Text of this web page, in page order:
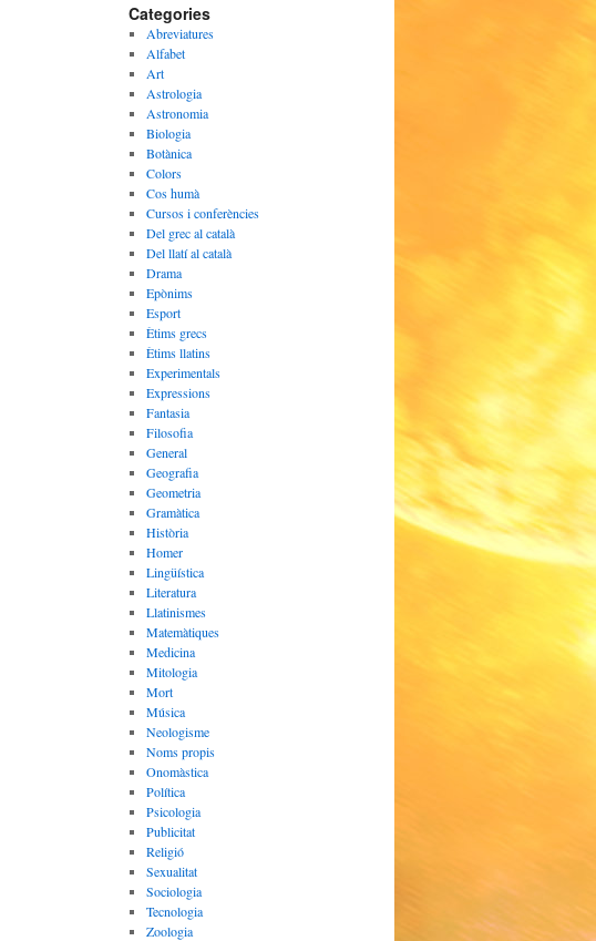
Categories
Abreviatures
Alfabet
Art
Astrologia
Astronomia
Biologia
Botànica
Colors
Cos humà
Cursos i conferències
Del grec al català
Del llatí al català
Drama
Epònims
Esport
Ètims grecs
Ètims llatins
Experimentals
Expressions
Fantasia
Filosofia
General
Geografia
Geometria
Gramàtica
Història
Homer
Lingüística
Literatura
Llatinismes
Matemàtiques
Medicina
Mitologia
Mort
Música
Neologisme
Noms propis
Onomàstica
Política
Psicologia
Publicitat
Religió
Sexualitat
Sociologia
Tecnologia
Zoologia